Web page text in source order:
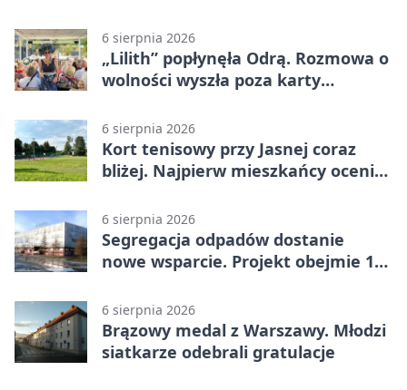
6 sierpnia 2026
„Lilith” popłynęła Odrą. Rozmowa o
wolności wyszła poza karty
6 sierpnia 2026
Kort tenisowy przy Jasnej coraz
bliżej. Najpierw mieszkańcy ocenią
6 sierpnia 2026
Segregacja odpadów dostanie
nowe wsparcie. Projekt obejmie 15
6 sierpnia 2026
Brązowy medal z Warszawy. Młodzi
siatkarze odebrali gratulacje